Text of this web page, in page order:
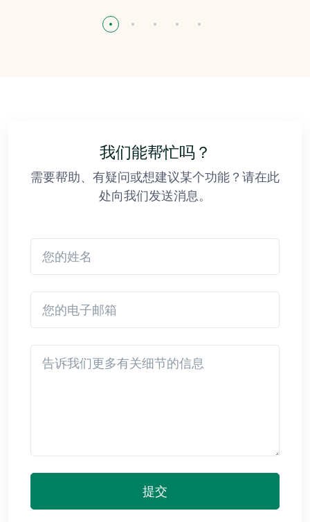
我们能帮忙吗？
需要帮助、有疑问或想建议某个功能？请在此
处向我们发送消息。
提交